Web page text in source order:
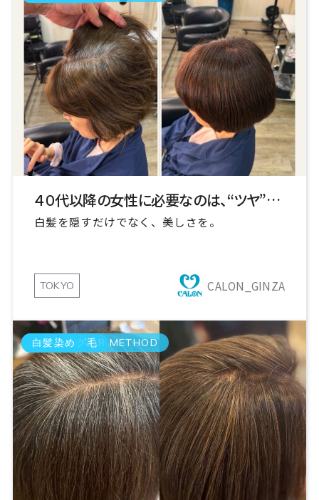
４０代以降の女性に必要なのは、“ツヤ”と“品”
白髪を隠すだけでなく、美しさを。
TOKYO CALON_GINZA
GRAY COLOR METHOD
エイジング毛
白髪染め